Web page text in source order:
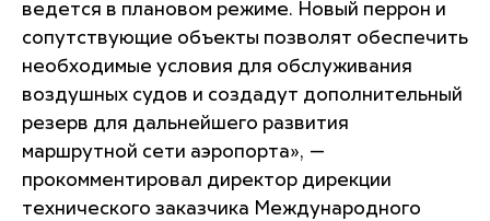
ведется в плановом режиме. Новый перрон и
сопутствующие объекты позволят обеспечить
необходимые условия для обслуживания
воздушных судов и создадут дополнительный
резерв для дальнейшего развития
маршрутной сети аэропорта», —
прокомментировал директор дирекции
технического заказчика Международного